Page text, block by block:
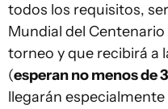
todos los requisitos,
Mundial del
torneo y que recibirá a
(esperan no menos de
llegarán